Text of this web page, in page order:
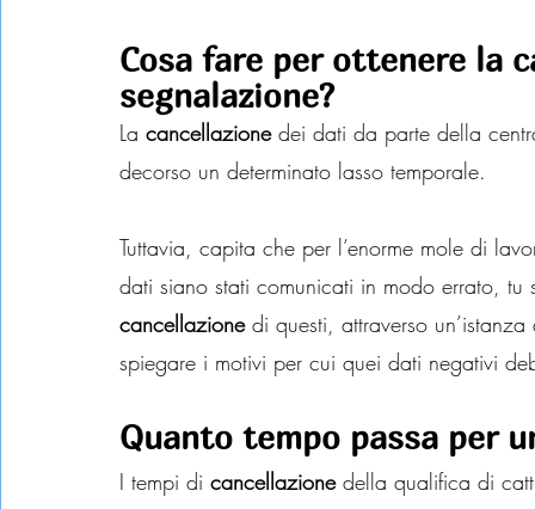
Cosa fare per ottenere la
segnalazione?
La cancellazione dei dati da parte della
decorso un determinato lasso temporale.
Tuttavia, capita che per l’enorme mole di
dati siano stati comunicati in modo errato,
cancellazione di questi, attraverso
spiegare i motivi per cui quei dati negativi
Quanto tempo passa per
I tempi di cancellazione della qualifica di